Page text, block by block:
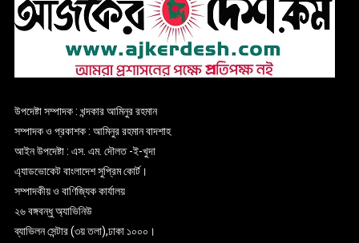
উপদেষ্টা সম্পাদক : খন্দকার আমিনুর রহমান
সম্পাদক ও প্রকাশক : আমিনুর রহমান বাদশাহ
আইন উপদেষ্টা : এস. এম. দৌলত -ই-খুদা
এ্যাডভোকেট বাংলাদেশ সুপ্রিম কোর্ট।
সম্পাদকীয় ও বাণিজ্যিক কার্যালয়
২৬ বঙ্গবন্ধু অ্যাভিনিউ
ব্যাভিলন সেন্টার (৩য় তলা),ঢাকা ১০০০।